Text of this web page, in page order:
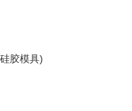
胶模具)